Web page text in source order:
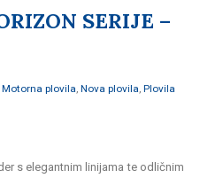
SERIJE –
Motorna plovila, Nova plovila, Plovila
s elegantnim linijama te odličnim